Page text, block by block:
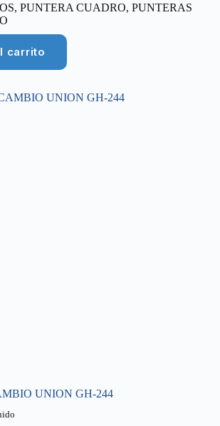
, PUNTERA CUADRO, PUNTERAS
carrito
UNION GH-244